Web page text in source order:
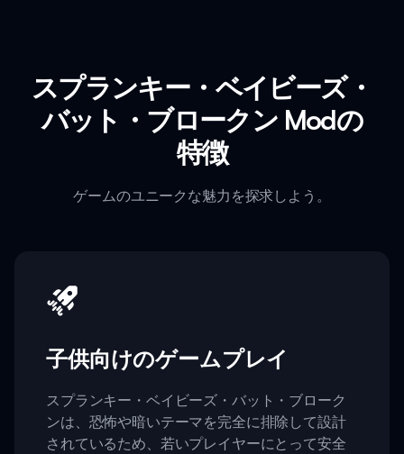
スプランキー・ベイビーズ・
バット・ブロークン Modの
特徴
ゲームのユニークな魅力を探求しよう。
子供向けのゲームプレイ
スプランキー・ベイビーズ・バット・ブローク
ンは、恐怖や暗いテーマを完全に排除して設計
されているため、若いプレイヤーにとって安全